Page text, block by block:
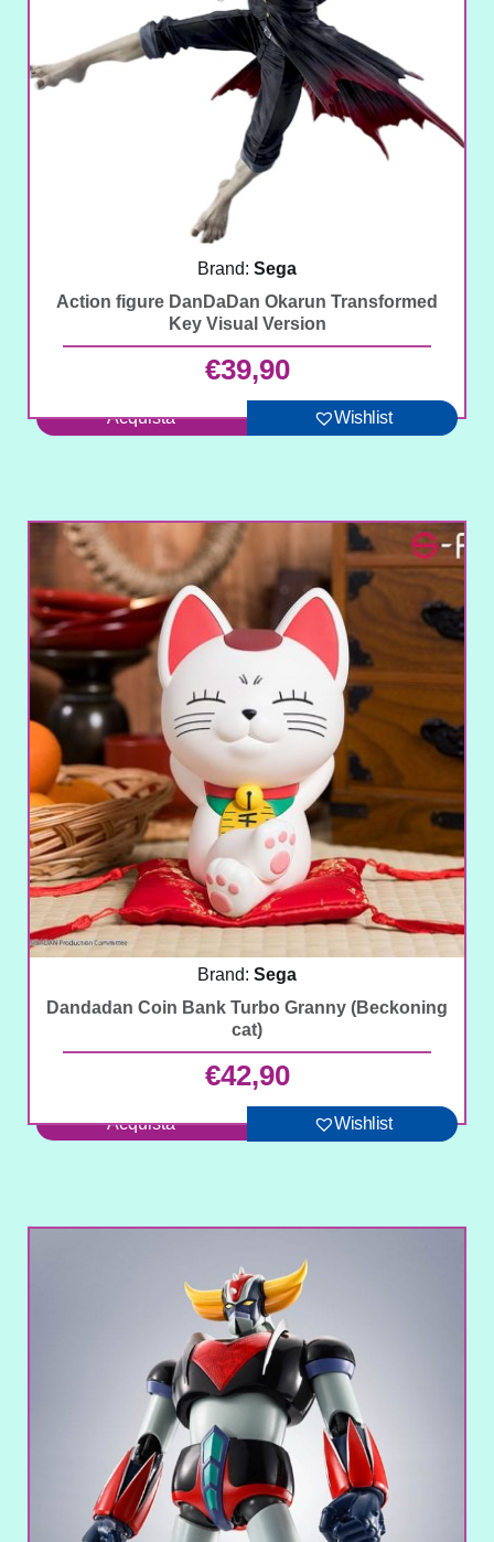
Brand: Sega
Action figure DanDaDan Okarun Transformed
Key Visual Version
€39,90
Acquista Wishlist
Brand: Sega
Dandadan Coin Bank Turbo Granny (Beckoning
cat)
€42,90
Acquista Wishlist